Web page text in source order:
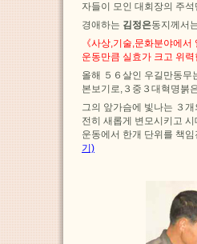
자들이 모인 대회장의 주
경애하는 김정은동지께서
《사상,기술,문화분야에
운동만큼 실효가 크고 위력
올해 ５６살인 우길만동무
본보기로,３중３대혁명붉
그의 앞가슴에 빛나는 ３
전히 새롭게 변모시키고
운동에서 한개 단위를 책
기)